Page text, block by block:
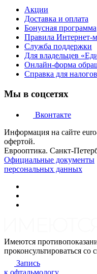
Акции
Доставка и оплата
Бонусная программа
Правила Интернет-
Служба поддержки
Для владельцев
Онлайн-форма
Справка для
Мы в соцсетях
Вконтакте
Информация на сайте
офертой.
Еврооптика. Санкт-
Официальные документы
персональных данных
Имеются
проконсультироваться со
Запись
к офтальмологу